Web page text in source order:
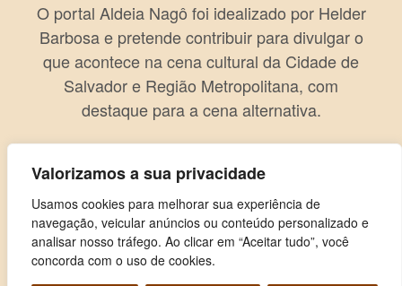
Valorizamos a sua privacidade
Usamos cookies para melhorar sua experiência de
navegação, veicular anúncios ou conteúdo personalizado e
analisar nosso tráfego. Ao clicar em “Aceitar tudo”, você
concorda com o uso de cookies.
O portal Aldeia Nagô foi idealizado por Helder
Barbosa e pretende contribuir para divulgar o
que acontece na cena cultural da Cidade de
Salvador e Região Metropolitana, com
destaque para a cena alternativa.